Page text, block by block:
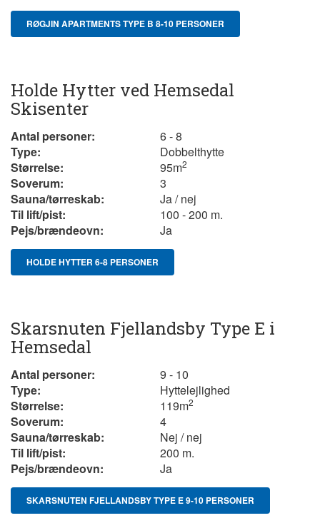
RØGJIN APARTMENTS TYPE B 8-10 PERSONER
Holde Hytter ved Hemsedal
Skisenter
Antal personer:
6 - 8
Type:
Dobbelthytte
Størrelse:
95m2
Soverum:
3
Sauna/tørreskab:
Ja / nej
Til lift/pist:
100 - 200 m.
Pejs/brændeovn:
Ja
HOLDE HYTTER 6-8 PERSONER
Skarsnuten Fjellandsby Type E i
Hemsedal
Antal personer:
9 - 10
Type:
Hyttelejlighed
Størrelse:
119m2
Soverum:
4
Sauna/tørreskab:
Nej / nej
Til lift/pist:
200 m.
Pejs/brændeovn:
Ja
SKARSNUTEN FJELLANDSBY TYPE E 9-10 PERSONER